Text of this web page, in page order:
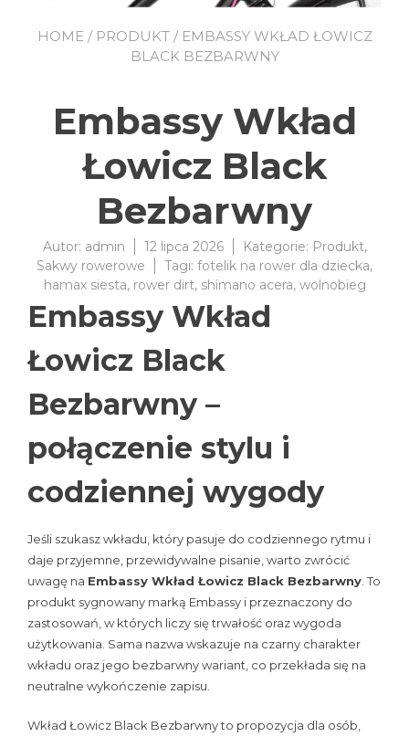
HOME/ PRODUKT/ EMBASSY WKŁAD ŁOWICZ
BLACK BEZBARWNY
Embassy Wkład
Łowicz Black
Bezbarwny
Autor: admin 12 lipca 2026 Kategorie: Produkt,
Sakwy rowerowe
Tagi: fotelik na rower dla dziecka,
hamax siesta, rower dirt, shimano acera, wolnobieg
Embassy Wkład
Łowicz Black
Bezbarwny –
połączenie stylu i
codziennej wygody
Jeśli szukasz wkładu, który pasuje do codziennego rytmu i
daje przyjemne, przewidywalne pisanie, warto zwrócić
uwagę na Embassy Wkład Łowicz Black Bezbarwny. To
produkt sygnowany marką Embassy i przeznaczony do
zastosowań, w których liczy się trwałość oraz wygoda
użytkowania. Sama nazwa wskazuje na czarny charakter
wkładu oraz jego bezbarwny wariant, co przekłada się na
neutralne wykończenie zapisu.
Wkład Łowicz Black Bezbarwny to propozycja dla osób,